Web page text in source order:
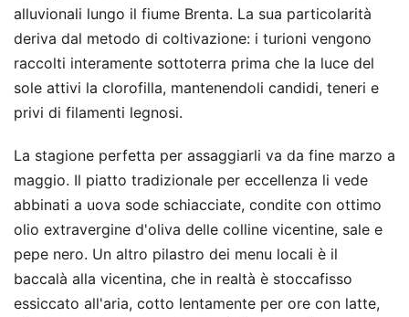
alluvionali lungo il fiume Brenta. La sua particolarità
deriva dal metodo di coltivazione: i turioni vengono
raccolti interamente sottoterra prima che la luce del
sole attivi la clorofilla, mantenendoli candidi, teneri e
privi di filamenti legnosi.
La stagione perfetta per assaggiarli va da fine marzo a
maggio. Il piatto tradizionale per eccellenza li vede
abbinati a uova sode schiacciate, condite con ottimo
olio extravergine d'oliva delle colline vicentine, sale e
pepe nero. Un altro pilastro dei menu locali è il
baccalà alla vicentina, che in realtà è stoccafisso
essiccato all'aria, cotto lentamente per ore con latte,